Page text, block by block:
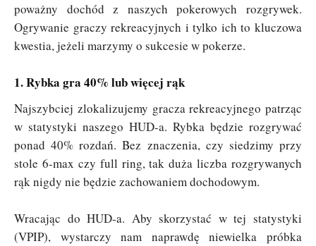
poważny dochód z naszych pokerowych rozgrywek.
Ogrywanie graczy rekreacyjnych i tylko ich to kluczowa
kwestia, jeżeli marzymy o sukcesie w pokerze.
1. Rybka gra 40% lub więcej rąk
Najszybciej zlokalizujemy gracza rekreacyjnego patrząc
w statystyki naszego HUD-a. Rybka będzie rozgrywać
ponad 40% rozdań. Bez znaczenia, czy siedzimy przy
stole 6-max czy full ring, tak duża liczba rozgrywanych
rąk nigdy nie będzie zachowaniem dochodowym.
Wracając do HUD-a. Aby skorzystać w tej statystyki
(VPIP), wystarczy nam naprawdę niewielka próbka